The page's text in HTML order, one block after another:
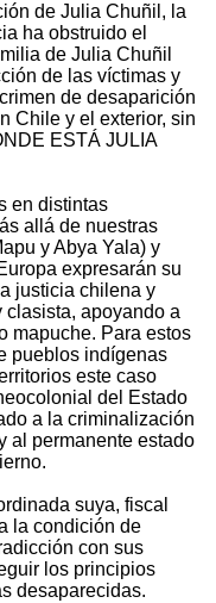
de Julia Chuñil, la
ha obstruido el
de Julia Chuñil
de las víctimas y
de desaparición
Chile y el exterior, sin
ESTÁ JULIA
en distintas
allá de nuestras
y Abya Yala) y
expresarán su
justicia chilena y
clasista, apoyando a
mapuche. Para estos
pueblos indígenas
este caso
del Estado
a la criminalización
al permanente estado
suya, fiscal
la condición de
con sus
los principios
desaparecidas.